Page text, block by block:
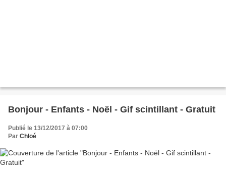
Bonjour - Enfants - Noël - Gif scintillant - Gratuit
Publié le 13/12/2017 à 07:00
Par Chloé